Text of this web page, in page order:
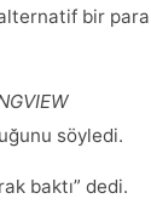
alternatif bir para
söyledi.
baktı” dedi.